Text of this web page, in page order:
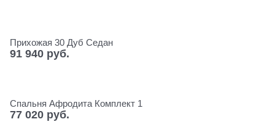
Прихожая 30 Дуб Седан
91 940 руб.
Спальня Афродита Комплект 1
77 020 руб.